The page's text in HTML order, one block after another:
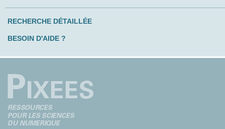
RECHERCHE DÉTAILLÉE
BESOIN D'AIDE ?